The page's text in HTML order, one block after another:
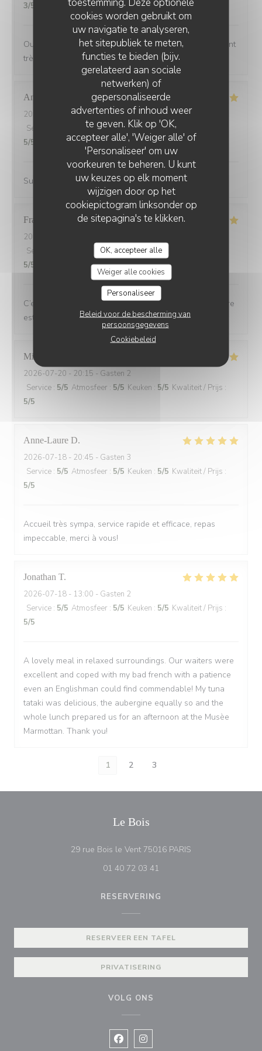
cookies worden gebruikt om
uw navigatie te analyseren,
het sitepubliek te meten,
functies te bieden (bijv.
gerelateerd aan sociale
netwerken) of
gepersonaliseerde
advertenties of inhoud weer
te geven. Klik op 'OK,
accepteer alle', 'Weiger alle' of
'Personaliseer' om uw
voorkeuren te beheren. U kunt
uw keuzes op elk moment
wijzigen door op het
cookiepictogram linksonder op
de sitepagina's te klikken.
OK, accepteer alle
Weiger alle cookies
Personaliseer
Beleid voor de bescherming van
persoonsgegevens
Cookiebeleid
3/5
Oui manque un peu de choix sur la carte, mais restaurant
très bien
Andrine
2026-07-25
- 20:45 - Gasten 6
Service
Atmosfeer: 5/5 Keuken: 5/5 Kwaliteit / Prijs
5/5
Super accueil, restaurant avec une terrasse sympa
Francoise
2026-07-21
Service
Atmosfeer: 5/5 Keuken:5
5/5
C’est toujours un plaisir de dîner au Bois ou l’atmosphère
est de plus en plus chaleureuse et festive
Michel
2026-07-20 - 20:15 - Gasten 2
Service : 5/5 Atmosfeer : 5/5 Keuken : 5/5 Kwaliteit / Prijs :
5/5
Anne-Laure D
2026-07-18 - 20:45 - Gasten 3
Service : 5/5 Atmosfeer : 5/5 Keuken : 5/5 Kwaliteit / Prijs :
5/5
Accueil très sympa, service rapide et efficace, repas
impeccable, merci à vous!
Jonathan T
2026-07-18 - 13:00 - Gasten 2
Service : 5/5 Atmosfeer : 5/5 Keuken : 5/5 Kwaliteit / Prijs :
5/5
A lovely meal in relaxed surroundings. Our waiters were
excellent and coped with my bad french with a patience
even an Englishman could find commendable! My tuna
tataki was delicious, the aubergine equally so and the
whole lunch prepared us for an afternoon at the Musèe
Marmottan. Thank you!
1 2 3
Le Bois
29 rue Bois le Vent 75016 PARIS
01 40 72 03 41
RESERVERING
RESERVEER EEN TAFEL
PRIVATISERING
VOLG ONS
Facebook ((opent in een nieuw
Instagram ((opent in een